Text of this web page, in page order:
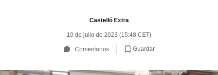
Castelló Extra
10 de julio de 2023 (15:48 CET)
Comentarios Guardar